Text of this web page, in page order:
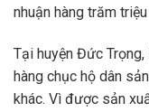
nhuận hàng trăm
Tại huyện Đức
hàng chục hộ dân
khác. Vì được sản